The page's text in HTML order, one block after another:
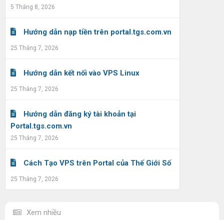
5 Tháng 8, 2026
Hướng dẫn nạp tiền trên portal.tgs.com.vn
25 Tháng 7, 2026
Hướng dẫn kết nối vào VPS Linux
25 Tháng 7, 2026
Hướng dẫn đăng ký tài khoản tại
Portal.tgs.com.vn
25 Tháng 7, 2026
Cách Tạo VPS trên Portal của Thế Giới Số
25 Tháng 7, 2026
Xem nhiều